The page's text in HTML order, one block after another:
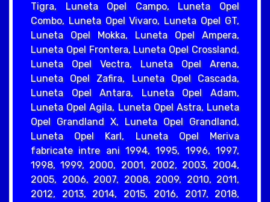
Tigra, Luneta Opel Campo, Luneta Opel
Combo, Luneta Opel Vivaro, Luneta Opel GT,
Luneta Opel Mokka, Luneta Opel Ampera,
Luneta Opel Frontera, Luneta Opel Crossland,
Luneta Opel Vectra, Luneta Opel Arena,
Luneta Opel Zafira, Luneta Opel Cascada,
Luneta Opel Antara, Luneta Opel Adam,
Luneta Opel Agila, Luneta Opel Astra, Luneta
Opel Grandland X, Luneta Opel Grandland,
Luneta Opel Karl, Luneta Opel Meriva
fabricate intre ani 1994, 1995, 1996, 1997,
1998, 1999, 2000, 2001, 2002, 2003, 2004,
2005, 2006, 2007, 2008, 2009, 2010, 2011,
2012, 2013, 2014, 2015, 2016, 2017, 2018,